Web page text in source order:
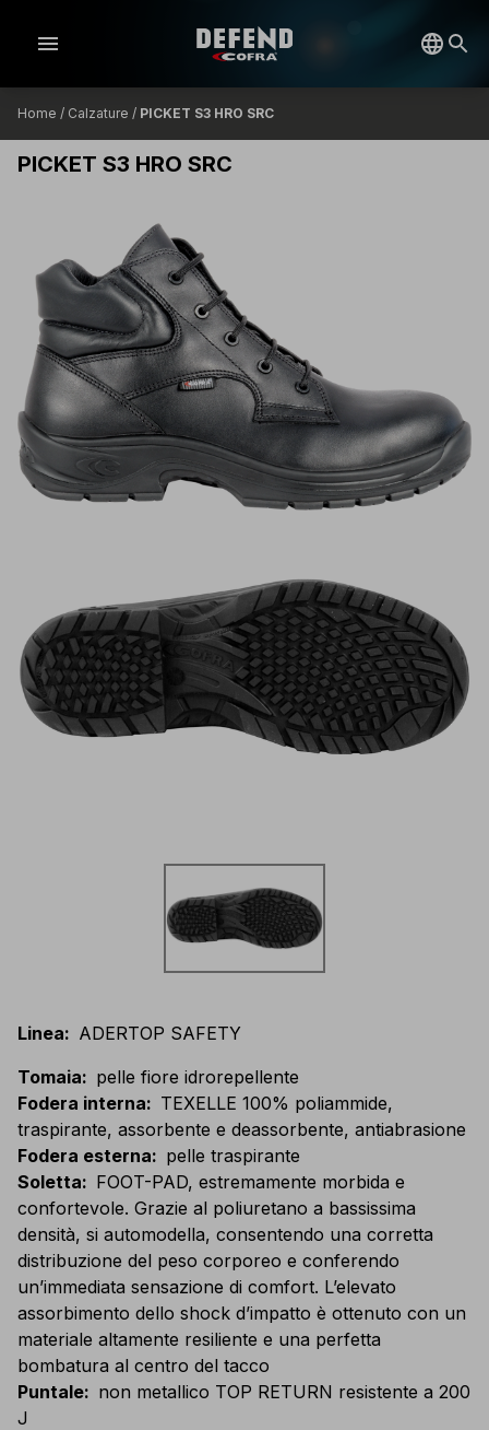
menu
Home / Calzature / PICKET S3 HRO SRC
PICKET S3 HRO SRC
Linea: ADERTOP SAFETY
Tomaia: pelle fiore idrorepellente
Fodera interna: TEXELLE 100% poliammide,
traspirante, assorbente e deassorbente, antiabrasione
Fodera esterna: pelle traspirante
Soletta: FOOT-PAD, estremamente morbida e
confortevole. Grazie al poliuretano a bassissima
densità, si automodella, consentendo una corretta
distribuzione del peso corporeo e conferendo
un’immediata sensazione di comfort. L’elevato
assorbimento dello shock d’impatto è ottenuto con un
materiale altamente resiliente e una perfetta
bombatura al centro del tacco
Puntale: non metallico TOP RETURN resistente a 200
J